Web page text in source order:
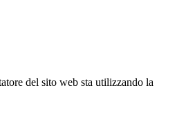
del sito web sta utilizzando la